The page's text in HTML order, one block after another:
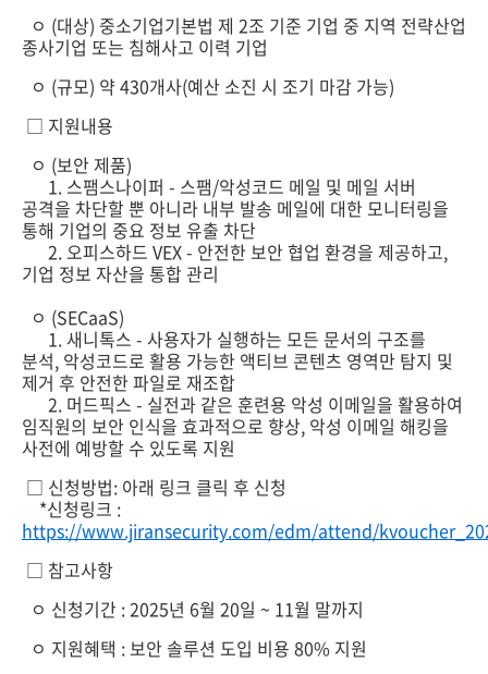
ㅇ (대상) 중소기업기본법 제 2조 기준 기업 중 지역 전략산업
종사기업 또는 침해사고 이력 기업
ㅇ (규모) 약 430개사(예산 소진 시 조기 마감 가능)
□ 지원내용
ㅇ (보안 제품)
1. 스팸스나이퍼 - 스팸/악성코드 메일 및 메일 서버
공격을 차단할 뿐 아니라 내부 발송 메일에 대한 모니터링을
통해 기업의 중요 정보 유출 차단
2. 오피스하드 VEX - 안전한 보안 협업 환경을 제공하고,
기업 정보 자산을 통합 관리
ㅇ (SECaaS)
1. 새니톡스 - 사용자가 실행하는 모든 문서의 구조를
분석, 악성코드로 활용 가능한 액티브 콘텐츠 영역만 탐지 및
제거 후 안전한 파일로 재조합
2. 머드픽스 - 실전과 같은 훈련용 악성 이메일을 활용하여
임직원의 보안 인식을 효과적으로 향상, 악성 이메일 해킹을
사전에 예방할 수 있도록 지원
□ 신청방법: 아래 링크 클릭 후 신청
*신청링크 :
https://www.jiransecurity.com/edm/attend/
□ 참고사항
ㅇ 신청기간 : 2025년 6월 20일 ~ 11월 말까지
ㅇ 지원혜택 : 보안 솔루션 도입 비용 80% 지원